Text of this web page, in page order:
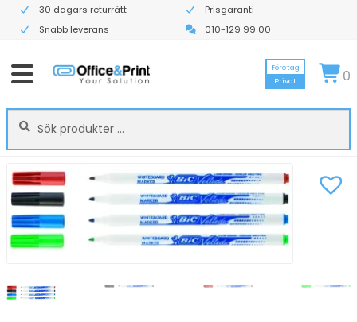
30 dagars returrätt
Prisgaranti
Snabb leverans
010-129 99 00
Sök
efter:
Sök
Företag
Privat
0